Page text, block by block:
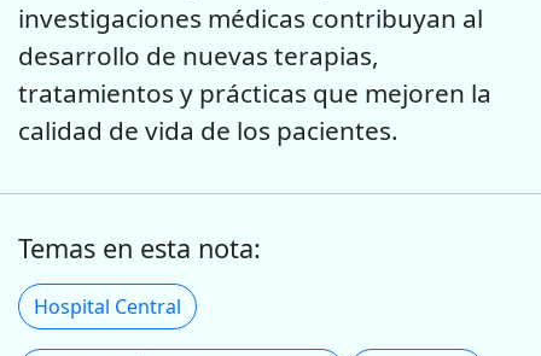
investigaciones médicas contribuyan al
desarrollo de nuevas terapias,
tratamientos y prácticas que mejoren la
calidad de vida de los pacientes.
Temas en esta nota:
Hospital Central